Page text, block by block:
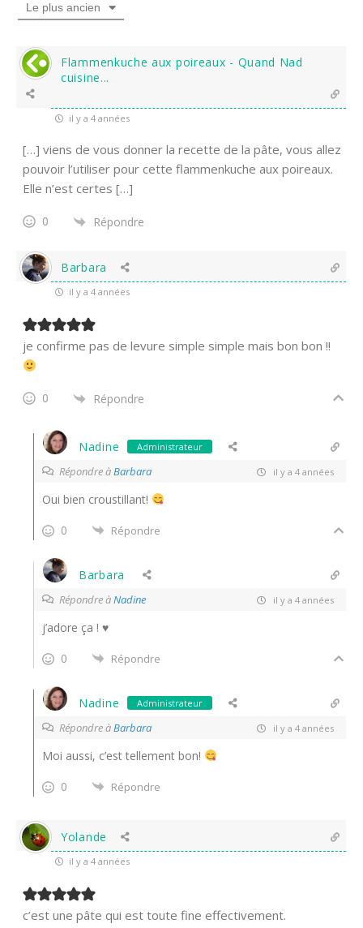
Le plus ancien
Flammenkuche aux poireaux - Quand Nad
cuisine...
il y a 4 années
[…] viens de vous donner la recette de la pâte, vous allez
pouvoir l’utiliser pour cette flammenkuche aux poireaux.
Elle n’est certes […]
0 Répondre
Barbara
il y a 4 années
je confirme pas de levure simple simple mais bon bon !!
0 Répondre
Nadine Administrateur
Répondre àBarbara il y a 4 années
Oui bien croustillant!
0
Répondre
Barbara
Répondre àNadine il y a 4 années
j’adore ça ! ♥
0
Répondre
Nadine Administrateur
Répondre àBarbara il y a 4 années
Moi aussi, c’est tellement bon!
0
Répondre
Yolande
il y a 4 années
c’est une pâte qui est toute fine effectivement.